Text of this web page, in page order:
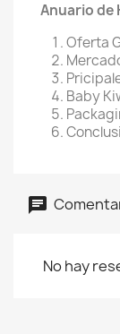
Anuario de
Oferta
Baby
No hay